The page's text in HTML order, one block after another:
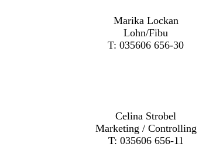
Marika Lockan
Lohn/Fibu
T: 035606 656-30
Celina Strobel
Marketing / Controlling
T: 035606 656-11